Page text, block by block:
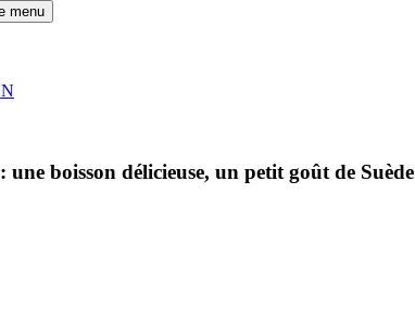
menu
boisson délicieuse, un petit goût de Suède